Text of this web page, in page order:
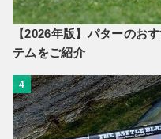
【2026年版】パターのお
テムをご紹介
4